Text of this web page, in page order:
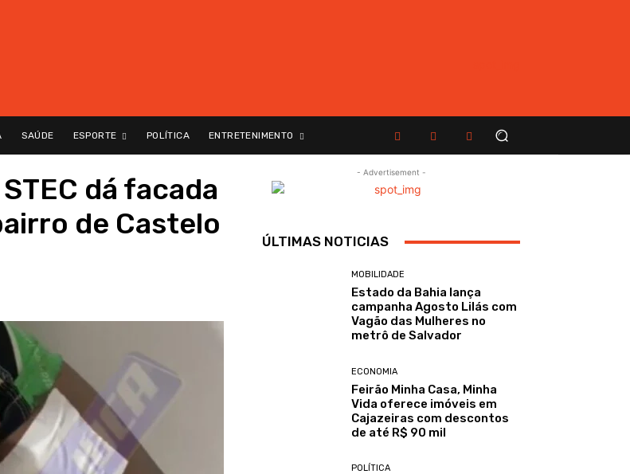
SAÚDE ESPORTE POLÍTICA ENTRETENIMENTO
dá facada
de Castelo
- Advertisement -
ÚLTIMAS NOTICIAS
MOBILIDADE
Estado da Bahia lança
campanha Agosto Lilás com
Vagão das Mulheres no
metrô de Salvador
ECONOMIA
Feirão Minha Casa, Minha
Vida oferece imóveis em
Cajazeiras com descontos
de até R$ 90 mil
POLÍTICA